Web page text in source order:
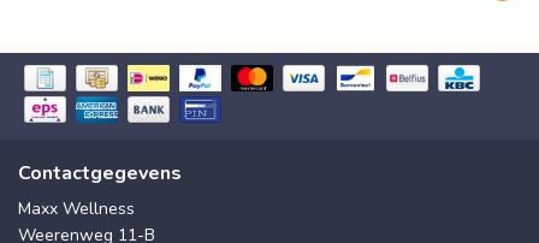
Contactgegevens
Maxx Wellness
Weerenweg 11-B